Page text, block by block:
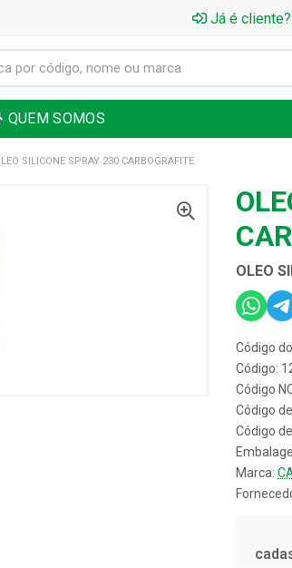
Já é
QUEM SOMOS
SILICONE SPRAY 230 CARBOGRAFITE
OLEO
Código
Código:
Código
Código
Código
Marca: